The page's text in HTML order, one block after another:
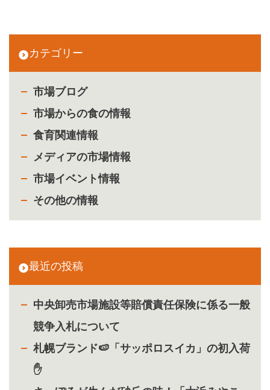
カテゴリー
市場ブログ
市場からの食の情報
食育関連情報
メディアの市場情報
市場イベント情報
その他の情報
最近の投稿
中央卸売市場施設等賠償責任保険に係る一般
競争入札について
札幌ブランド🍉「サッポロスイカ」の初入荷
✋